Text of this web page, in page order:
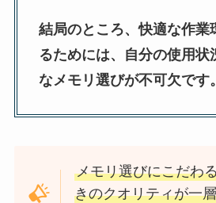
結局のところ、快適な作業
るためには、自分の使用状
なメモリ選びが不可欠です。
メモリ選びにこだわ
きのクオリティが一